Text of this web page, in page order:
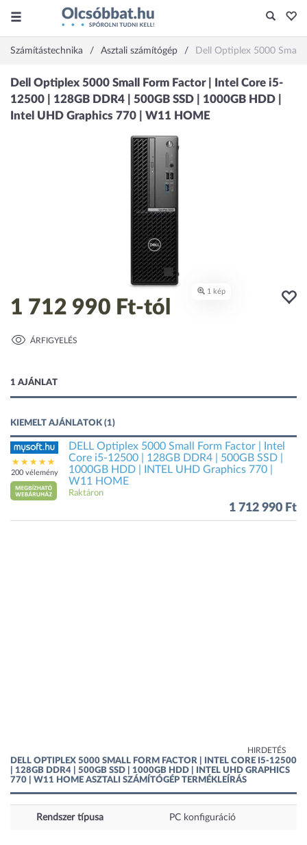
Számítástechnika Asztali számítógép Dell Optiplex 5000 Small
1 712 990 Ft-tól
ÁRFIGYELÉS
1 AJÁNLAT
KIEMELT AJÁNLATOK (1)
200 vélemény
DELL Optiplex 5000 Small Form Factor | Intel
Core i5-12500 | 128GB DDR4 | 500GB SSD |
1000GB HDD | INTEL UHD Graphics 770 |
W11 HOME
Raktáron
1 712 990 Ft
HIRDETÉS
DELL OPTIPLEX 5000 SMALL FORM FACTOR | INTEL CORE I5-12500
| 128GB DDR4 | 500GB SSD | 1000GB HDD | INTEL UHD GRAPHICS
770 | W11 HOME ASZTALI SZÁMÍTÓGÉP TERMÉKLEÍRÁS
Rendszer típusa PC konfiguráció